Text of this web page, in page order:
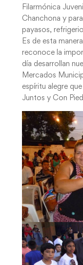
Filarmónica
Chanchona y
payasos,
Es de esta
reconoce la
día desarrollan
Mercados
espíritu alegre
Juntos y Con